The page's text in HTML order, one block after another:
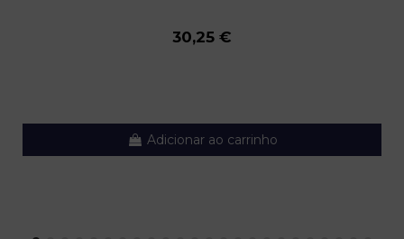
30,25 €
Adicionar ao carrinho